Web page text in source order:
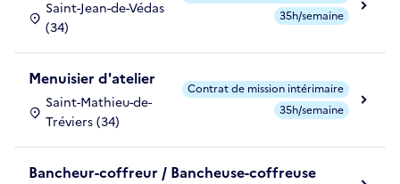
Saint-Jean-de-Védas
(34)
35h/semaine
Menuisier d'atelier
Saint-Mathieu-de-
Tréviers (34)
Contrat de mission intérimaire
35h/semaine
Bancheur-coffreur / Bancheuse-coffreuse